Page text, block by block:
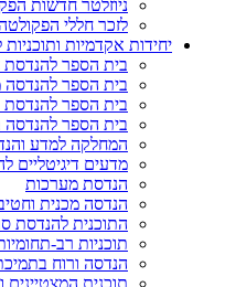
ניוזלטר חדשות
לזכר חללי
יחידות אקדמיות ותוכניות
בית הספר
בית הספר להנדסה
בית הספר להנדסת
בית הספר להנדסה
המחלקה למדע
מדעים דיגיטליים
הנדסת מערכות
הנדסה מכנית
התוכנית להנדסת
תוכניות רב-
הנדסה ורוח
תוכנית המצטיינים